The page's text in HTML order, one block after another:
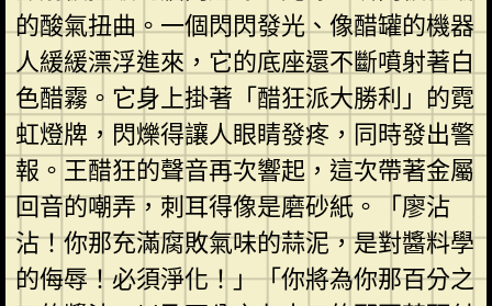
的酸氣扭曲。一個閃閃發光、像醋罐的機器
人緩緩漂浮進來，它的底座還不斷噴射著白
色醋霧。它身上掛著「醋狂派大勝利」的霓
虹燈牌，閃爍得讓人眼睛發疼，同時發出警
報。王醋狂的聲音再次響起，這次帶著金屬
回音的嘲弄，刺耳得像是磨砂紙。「廖沾
沾！你那充滿腐敗氣味的蒜泥，是對醬料學
的侮辱！必須淨化！」「你將為你那百分之